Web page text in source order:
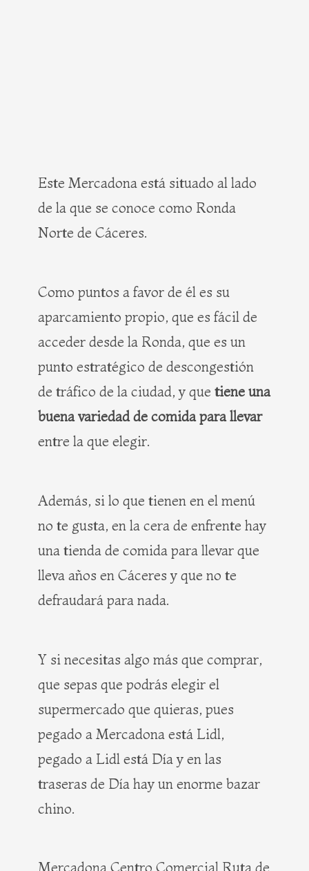
Este Mercadona está situado al lado
de la que se conoce como Ronda
Norte de Cáceres.
Como puntos a favor de él es su
aparcamiento propio, que es fácil de
acceder desde la Ronda, que es un
punto estratégico de descongestión
de tráfico de la ciudad, y que tiene una
buena variedad de comida para llevar
entre la que elegir.
Además, si lo que tienen en el menú
no te gusta, en la cera de enfrente hay
una tienda de comida para llevar que
lleva años en Cáceres y que no te
defraudará para nada.
Y si necesitas algo más que comprar,
que sepas que podrás elegir el
supermercado que quieras, pues
pegado a Mercadona está Lidl,
pegado a Lidl está Día y en las
traseras de Día hay un enorme bazar
chino.
Mercadona Centro Comercial Ruta de